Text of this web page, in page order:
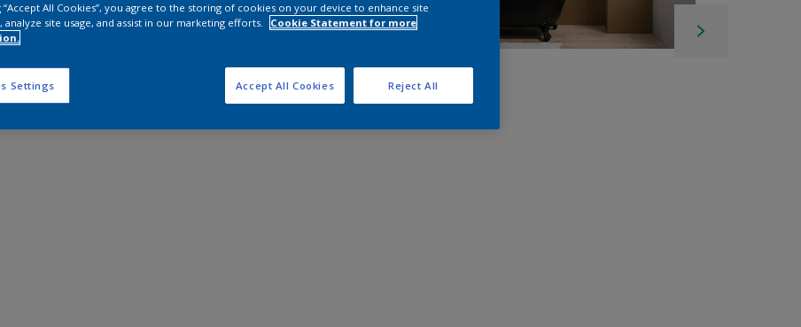
“Accept All Cookies”, you agree to the storing of cookies on your device to enhance site
analyze site usage, and assist in our marketing efforts.
Cookie Statement for more
Settings Reject All
Accept All Cookies